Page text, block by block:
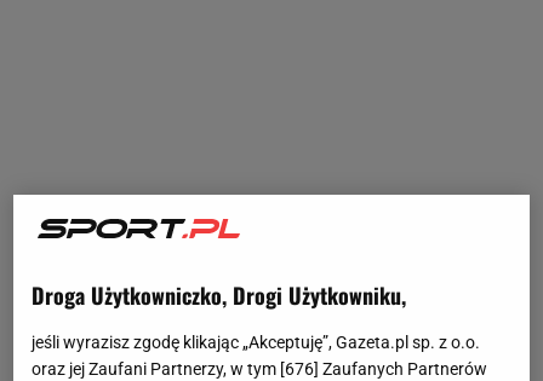
Droga Użytkowniczko, Drogi Użytkowniku,
jeśli wyrazisz zgodę klikając „Akceptuję”, Gazeta.pl sp. z o.o.
oraz jej Zaufani Partnerzy, w tym [676] Zaufanych Partnerów